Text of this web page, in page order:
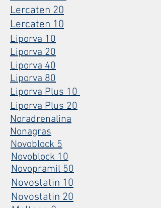
Lercaten 20
Lercaten 10
Liporva 10
Liporva 20
Liporva 40
Liporva 80
Liporva Plus 10
Liporva Plus 20
Noradrenalina
Nonagras
Novoblock 5
Novoblock 10
Novopramil 50
Novostatin 10
Novostatin 20
Melteon 8